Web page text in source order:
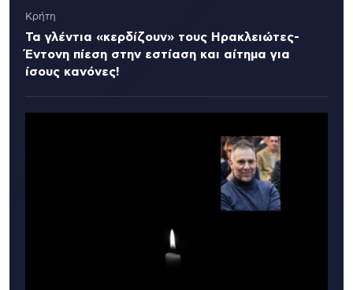
Κρήτη
Τα γλέντια «κερδίζουν» τους Ηρακλειώτες-
Έντονη πίεση στην εστίαση και αίτημα για
ίσους κανόνες!